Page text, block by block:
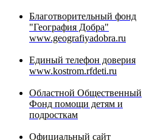
Благотворительный фонд
"География Добра"
www.geografiyadobra.ru
Единый телефон доверия
www.kostrom.rfdeti.ru
Областной Общественный
Фонд помощи детям и
подросткам
Официальный сайт